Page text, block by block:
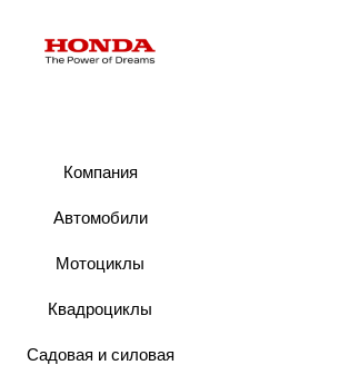
Компания
Автомобили
Мотоциклы
Квадроциклы
Садовая и силовая